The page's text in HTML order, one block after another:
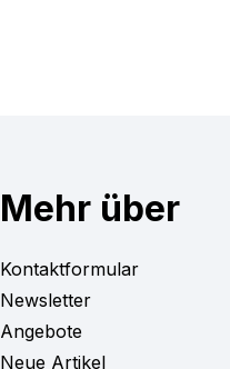
Mehr über
Kontaktformular
Newsletter
Angebote
Neue Artikel